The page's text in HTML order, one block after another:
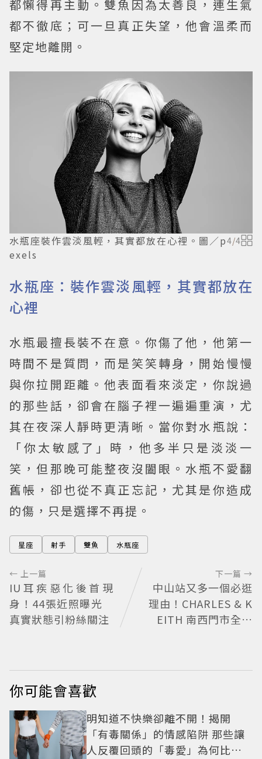
都懶得再主動。雙魚因為太善良，連生氣
都不徹底；可一旦真正失望，他會溫柔而
堅定地離開。
水瓶座裝作雲淡風輕，其實都放在心裡。圖／p
exels
4/4
水瓶座：裝作雲淡風輕，其實都放在
心裡
水瓶最擅長裝不在意。你傷了他，他第一
時間不是質問，而是笑笑轉身，開始慢慢
與你拉開距離。他表面看來淡定，你說過
的那些話，卻會在腦子裡一遍遍重演，尤
其在夜深人靜時更清晰。當你對水瓶說：
「你太敏感了」時，他多半只是淡淡一
笑，但那晚可能整夜沒闔眼。水瓶不愛翻
舊帳，卻也從不真正忘記，尤其是你造成
的傷，只是選擇不再提。
星座 射手 雙魚 水瓶座
← 上一篇
IU耳疾惡化後首現
身！44張近照曝光
真實狀態引粉絲關注
下一篇 →
中山站又多一個必逛
理由！CHARLES & K
EITH 南西門市全新
時尚
你可能會喜歡
明知道不快樂卻離不開！揭開
「有毒關係」的情感陷阱 那些讓
人反覆回頭的「毒愛」為何比菸